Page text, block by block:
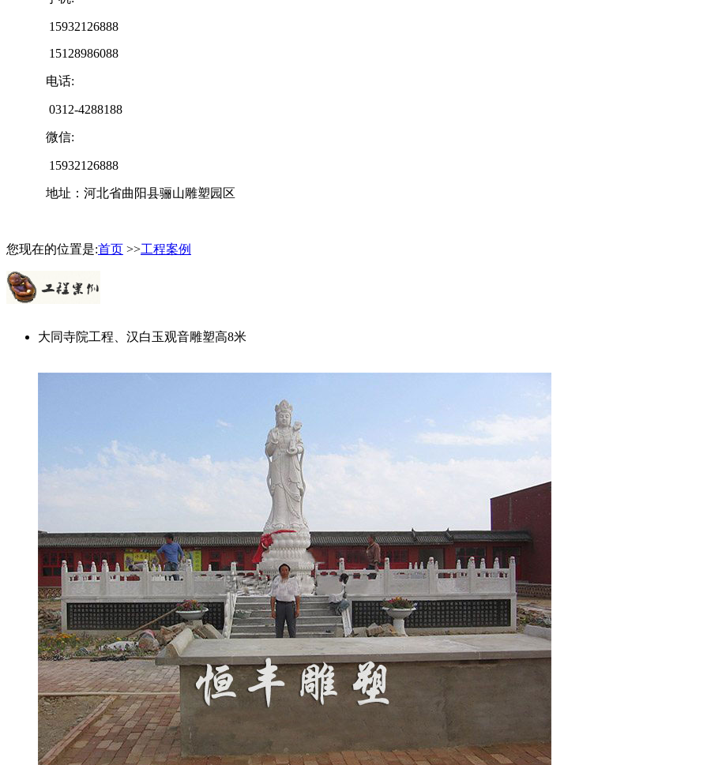
15932126888
15128986088
电话:
0312-4288188
微信:
15932126888
地址：河北省曲阳县骊山雕塑园区
您现在的位置是:首页 >>工程案例
大同寺院工程、汉白玉观音雕塑高8米